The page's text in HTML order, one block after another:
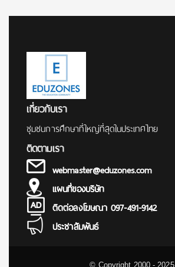
เกี่ยวกับเรา
ชุมชนการศึกษาที่ใหญ่ที่สุดในประเทศไทย
ติดตามเรา
webmaster@eduzones.com
แผนที่ของบริษัท
ติดต่อลงโฆษณา 097-491-9142
ประชาสัมพันธ์
© Copyright 2000 - 2025